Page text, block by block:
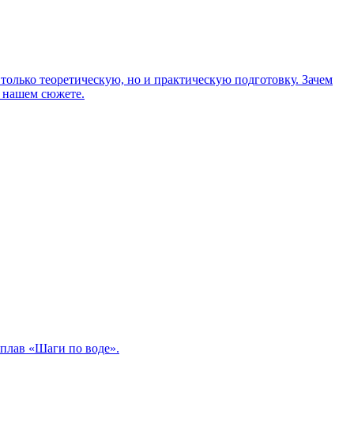
теоретическую, но и практическую подготовку. Зачем
нашем сюжете.
«Шаги по воде».